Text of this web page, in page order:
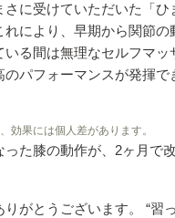
さに受けていただいた「
れにより、早期から関節
る間は無理なセルフマ
パフォーマンスが発揮
効果には個人差があります。
た膝の動作が、2ヶ月で
がとうございます。 “習